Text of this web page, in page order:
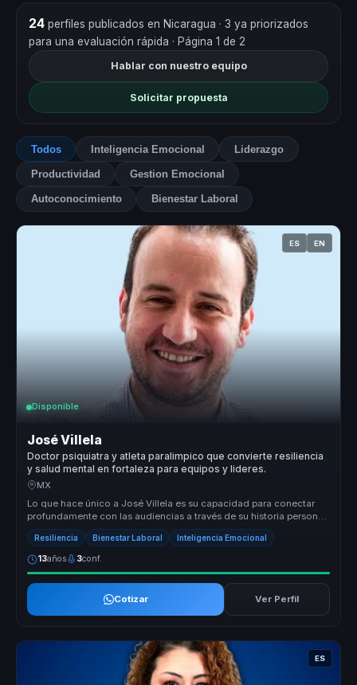
24perfiles publicados en Nicaragua · 3 ya priorizados
para una evaluación rápida · Página 1 de 2
Hablar con nuestro equipo
Solicitar propuesta
Todos Inteligencia Emocional Liderazgo
Productividad Gestion Emocional
Autoconocimiento Bienestar Laboral
ES EN
Disponible
José Villela
Doctor psiquiatra y atleta paralimpico que convierte resiliencia
y salud mental en fortaleza para equipos y lideres.
MX
Lo que hace único a José Villela es su capacidad para conectar
profundamente con las audiencias a través de su historia personal
de super...
Resiliencia Bienestar Laboral Inteligencia Emocional
13años 3conf.
Cotizar Ver Perfil
ES